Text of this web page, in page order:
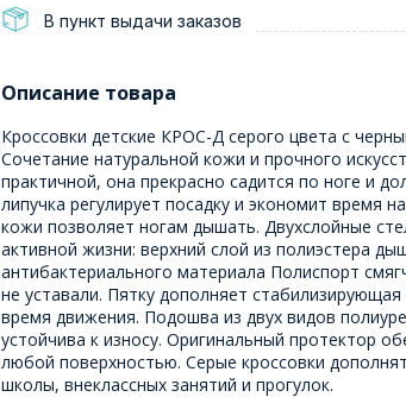
В пункт выдачи заказов
Описание товара
Кроссовки детские КРОС-Д серого цвета с
Сочетание натуральной кожи и прочного
практичной, она прекрасно садится по ноге и
липучка регулирует посадку и экономит время
кожи позволяет ногам дышать. Двухслойные
активной жизни: верхний слой из полиэстера
антибактериального материала Полиспорт
не уставали. Пятку дополняет
время движения. Подошва из двух видов
устойчива к износу. Оригинальный протектор
любой поверхностью. Серые кроссовки
школы, внеклассных занятий и прогулок.